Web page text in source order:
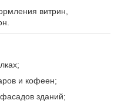
витрин,
и кофеен;
зданий;